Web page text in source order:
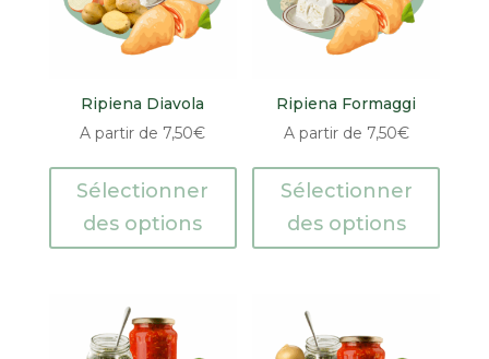
Ripiena Diavola
A partir de 7,50€
Sélectionner
des options
Ripiena Formaggi
A partir de 7,50€
Sélectionner
des options